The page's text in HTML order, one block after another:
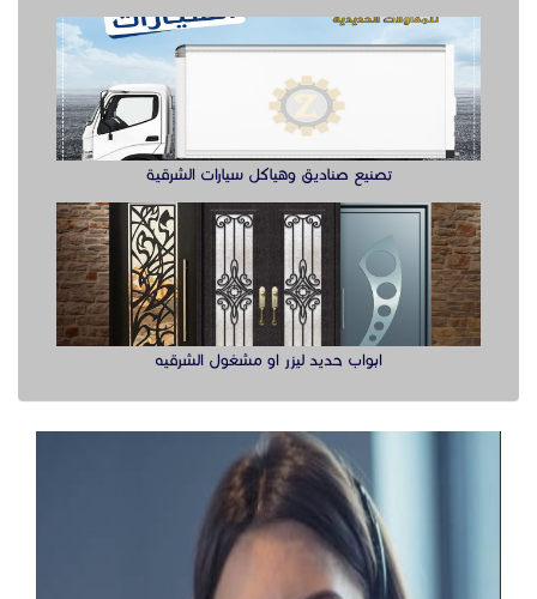
تصنيع صناديق وهياكل سيارات الشرقية
ابواب حديد ليزر او مشغول الشرقيه